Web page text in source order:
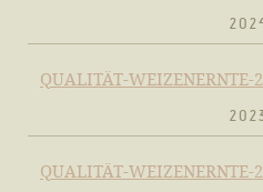
QUALITÄT-WEIZENERNTE-
QUALITÄT-WEIZENERNTE-